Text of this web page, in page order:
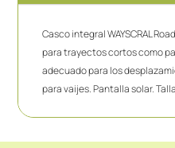
Casco integral WAYSCRAL
para trayectos cortos como
adecuado para los
para vaijes. Pantalla solar.